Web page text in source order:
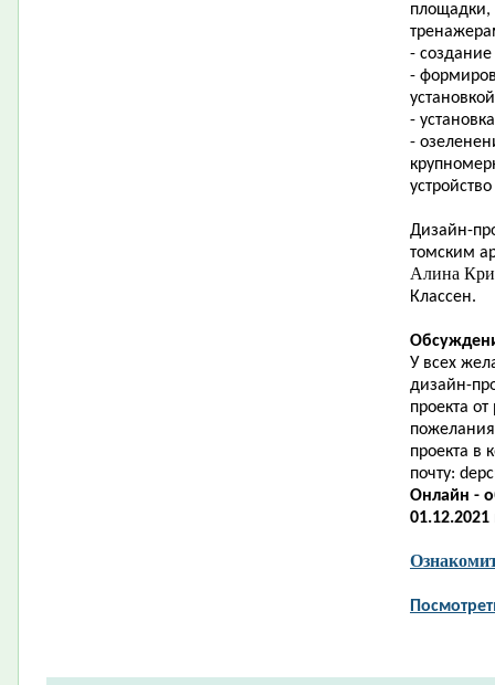
площадки,
-
-
-
-
Дизайн-
томским
Алина
Классен.
У всех
дизайн-
проекта
проекта в
почту:
Онлайн -
01.12.2021